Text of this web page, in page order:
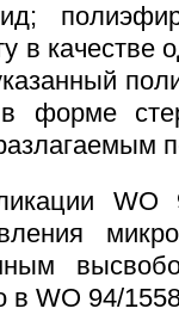
в качестве
форме
WO
в WO 94/